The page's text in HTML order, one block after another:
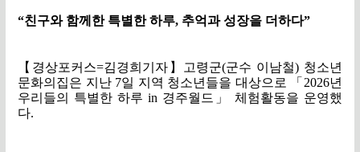
“친구와 함께한 특별한 하루, 추억과 성장을 더하다”
【 경상포커스=김경희기자】 고령군(군수 이남철) 청소년
문화의집은 지난 7일 지역 청소년들을 대상으로 「 2026년
우리들의 특별한 하루 in 경주월드 」 체험활동을 운영했
다.